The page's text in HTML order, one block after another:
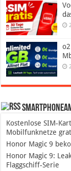
Kostenlose SIM-
Mobilfunknetze
Honor Magic 9
Honor Magic 9:
Flaggschiff-Serie